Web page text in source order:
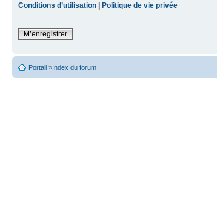
Conditions d’utilisation | Politique de vie privée
M’enregistrer
Portail »Index du forum